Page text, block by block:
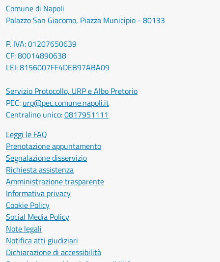
Comune di Napoli
Palazzo San Giacomo, Piazza Municipio - 80133
P. IVA: 01207650639
CF: 80014890638
LEI: 8156007FF4DEB97ABA09
Servizio Protocollo, URP e Albo Pretorio
PEC: urp@pec.comune.napoli.it
Centralino unico:0817951111
Leggi le FAQ
Prenotazione appuntamento
Segnalazione disservizio
Richiesta assistenza
Amministrazione trasparente
Informativa privacy
Cookie Policy
Social Media Policy
Note legali
Notifica atti giudiziari
Dichiarazione di accessibilità